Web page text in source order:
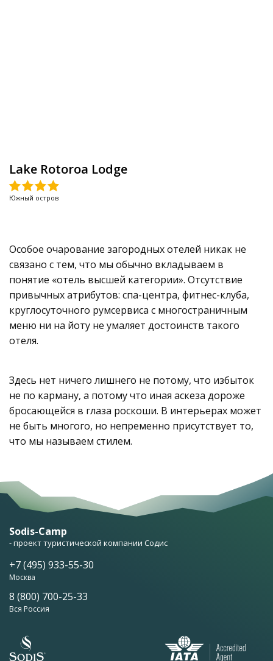
Lake Rotoroa Lodge
Южный остров
Особое очарование загородных отелей никак не
связано с тем, что мы обычно вкладываем в
понятие «отель высшей категории». Отсутствие
привычных атрибутов: спа-центра, фитнес-клуба,
круглосуточного румсервиса с многостраничным
меню ни на йоту не умаляет достоинств такого
отеля.
Здесь нет ничего лишнего не потому, что избыток
не по карману, а потому что иная аскеза дороже
бросающейся в глаза роскоши. В интерьерах может
не быть многого, но непременно присутствует то,
что мы называем стилем.
Sodis-Camp
- проект туристической компании Содис
+7 (495) 933-55-30
Москва
8 (800) 700-25-33
Вся Россия